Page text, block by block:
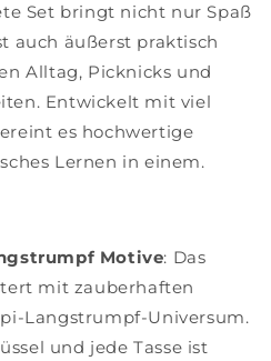
Set bringt nicht nur Spaß
auch äußerst praktisch
Alltag, Picknicks und
Entwickelt mit viel
es hochwertige
Lernen in einem.
Motive: Das
mit zauberhaften
Langstrumpf-Universum.
und jede Tasse ist